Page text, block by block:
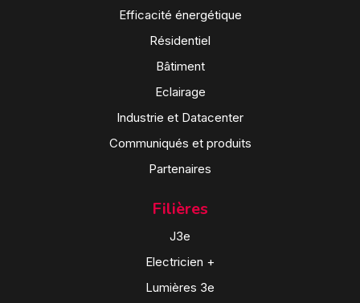
Efficacité énergétique
Résidentiel
Bâtiment
Eclairage
Industrie et Datacenter
Communiqués et produits
Partenaires
Filières
J3e
Electricien +
Lumières 3e